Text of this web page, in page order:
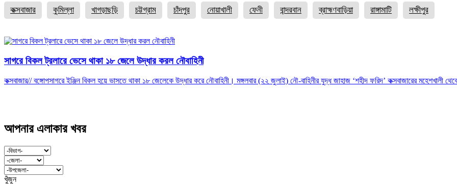
কক্সবাজার কুমিল্লা খাগড়াছড়ি চট্টগ্রাম চাঁদপুর নোয়াখালী ফেনী বান্দরবান ব্রাহ্মণবাড়িয়া রাঙ্গামাটি লক্ষীপুর
সাগরে বিকল ট্রলারে ভেসে থাকা ১৮ জেলে উদ্ধার করল নৌবাহিনী
কক্সবাজার// বঙ্গোপসাগরে ইঞ্জিন বিকল হয়ে ভাসতে থাকা ১৮ জেলেকে উদ্ধার করে নৌবাহিনী। মঙ্গলবার (২২ জুলাই) নৌ-বাহিনীর যুদ্ধ জাহাজ ‘শহীদ ফরিদ’ কক্সবাজারের মহেশখালী
আপনার এলাকার খবর
খুঁজুন